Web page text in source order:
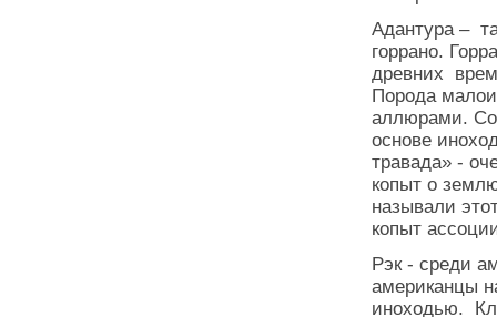
Адантура –
горрано.
древних
Порода
аллюрами.
основе
травада» -
копыт о
называли
копыт
Рэк - среди
американцы
иноходью.